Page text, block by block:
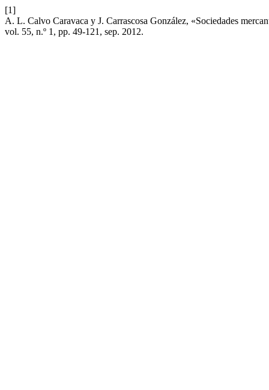
[1]
A. L. Calvo Caravaca y J. Carrascosa González, «Sociedades
vol. 55, n.º 1, pp. 49-121, sep. 2012.